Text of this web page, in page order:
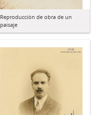
Reproducción de obra de un
paisaje